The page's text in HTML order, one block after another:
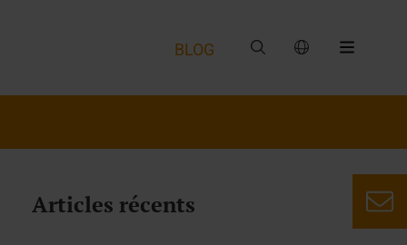
BLOG
Articles récents